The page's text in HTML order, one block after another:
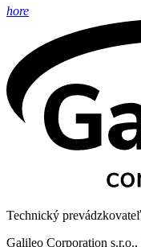
hore
Technický
Galileo Corporation